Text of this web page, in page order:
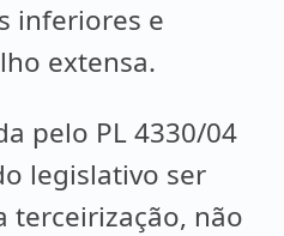
inferiores e
extensa.
pelo PL 4330/04
legislativo ser
terceirização, não